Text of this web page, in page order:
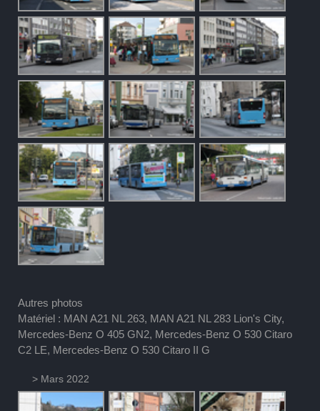
Autres photos
Matériel : MAN A21 NL 263, MAN A21 NL 283 Lion's City,
Mercedes-Benz O 405 GN2, Mercedes-Benz O 530 Citaro
C2 LE, Mercedes-Benz O 530 Citaro II G
> Mars 2022